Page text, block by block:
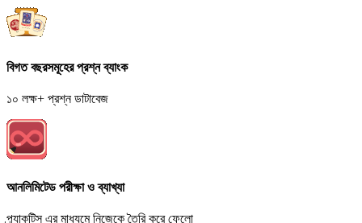
বিগত বছরসমূহের প্রশ্ন ব্যাংক
১০ লক্ষ+ প্রশ্ন ডাটাবেজ
আনলিমিটেড পরীক্ষা ও ব্যাখ্যা
প্র্যাকটিস এর মাধ্যমে নিজেকে তৈরি করে ফেলো